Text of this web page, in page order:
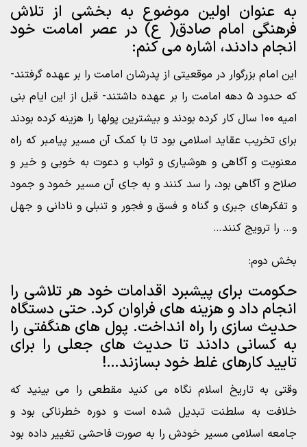
به عنوان اولین موضوع به بخشی از تلاش
فرهنگی امام صادق( ع) در عصر امامت خود
انجام دادند، اشاره می کنم:
این امام بزرگوار در موقعیتی از پدرشان امامت را بر عهده گرفتند-
که حدود ۵ دهه امامت را بر عهده داشتند- قبل از این ایام بنی
امیه ۱۰۰ سال کار کرده بودند و بیشترین پولها را هزینه کرده بودند
برای تخریب عقاید اسلامی بود تا با کمک آن مسیر پیامبر که راه
معنویت و آگاهی و هوشیاری و ثواب و دعوت به خوبی و خیر و
صلاح و آگاهی بود، را سد کنند و به جای آن مسیر خمود و جمود
و تفکرهای جبری و گناه و فسق و فجور و تنبلی و نادانی و جهل
و… را ترویج کنند…
بخش دوم:
حکومت برای پیشبرد اقدامات خود هر تلاشی را
انجام داد و هزینه های فراوان کرد. حتی دستگاه
حدیث سازی را راه انداخت. پول های هنگفتی را
به کسانی دادند تا حدیث های جعلی را برای
تایید کارهای غلط خود بسازند…!
وقتی به تاریخ اسلام نگاه می کنید مقطعی را می بینید که
خلافت به سلطنت تبدیل شده است و دوره خطرناکی بود و
جامعه اسلامی مسیر خودش را به صورت فاحشی تغییر داده بود